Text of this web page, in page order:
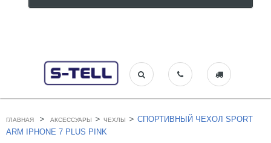
ГЛАВНАЯ > АКСЕССУАРЫ > ЧЕХЛЫ > СПОРТИВНЫЙ ЧЕХОЛ SPORT
ARM IPHONE 7 PLUS PINK